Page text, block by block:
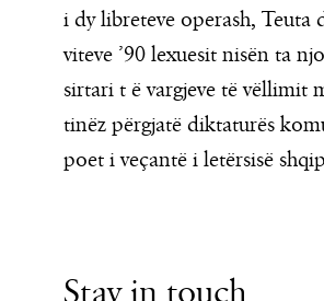
i dy libreteve operash, Teuta
viteve ’90 lexuesit nisën ta
sirtari t ë vargjeve të vëllimit
tinëz përgjatë diktaturës
poet i veçantë i letërsisë